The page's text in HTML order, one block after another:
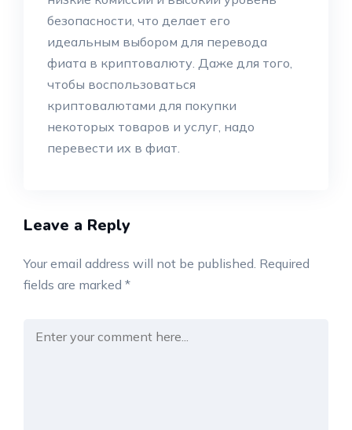
безопасности, что делает его
идеальным выбором для перевода
фиата в криптовалюту. Даже для того,
чтобы воспользоваться
криптовалютами для покупки
некоторых товаров и услуг, надо
перевести их в фиат.
Leave a Reply
Your email address will not be published. Required
fields are marked *